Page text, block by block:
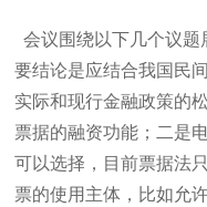
会议围绕以下几个议题
要结论是应结合我国民
实际和现行金融政策的
票据的融资功能；二是
可以选择，目前票据法
票的使用主体，比如允